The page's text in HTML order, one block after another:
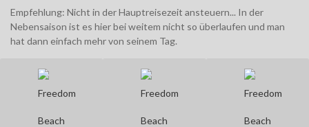
Empfehlung: Nicht in der Hauptreisezeit ansteuern... In der
Nebensaison ist es hier bei weitem nicht so überlaufen und man
hat dann einfach mehr von seinem Tag.